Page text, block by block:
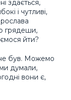
здається,
і чутливі,
грядеши,
йти?
не був. Можемо
думали,
вони є,